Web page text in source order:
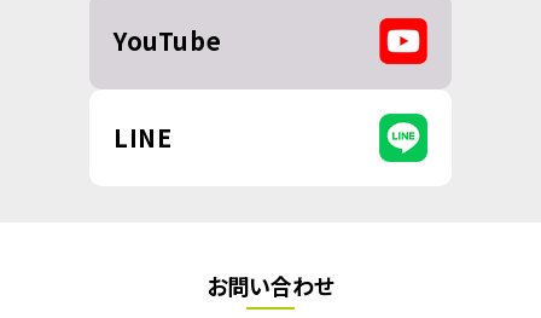
YouTube
LINE
お問い合わせ